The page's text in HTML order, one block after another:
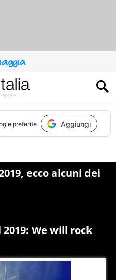
QUESTO
SITO
CONTRIBUISCE
ALL’AUDIENCE
DI
preferite Aggiungi
ecco alcuni dei
We will rock